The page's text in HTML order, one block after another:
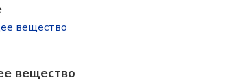
вещество
вещество